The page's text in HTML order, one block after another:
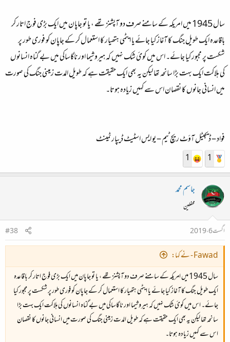
سال 1945 ميں امريکہ کے سامنے صرف دو آپشنز تھے ، يا تو جاپان ميں ايک بڑی فوج اتار کر
باقاعدہ ايک طويل جنگ کا آغاز کيا جائے يا ايٹمی ہتھيار کا استعمال کر کے جاپان کو فوری طور پر
شکست پر مجبور کيا جائے۔ اس ميں کوئ شک نہيں کہ ہيروشيما اور ناگاساکی ميں بے گناہ انسانوں
کی ہلاکت ايک بہت بڑا سانحہ تھا ليکن يہ بھی ايک حقيقت ہے کہ طويل المدت زمينی جنگ کی صورت
ميں انسانی جانوں کا نقصان اس سے کہيں زيادہ ہوتا۔
فواد – ڈيجيٹل آؤٹ ريچ ٹيم – يو ايس اسٹيٹ ڈيپارٹمينٹ
1
1
جاسم محمد
محفلین
اگست 6، 2019
#38
Fawad - نے کہا:
سال 1945 ميں امريکہ کے سامنے صرف دو آپشنز تھے ، يا تو جاپان ميں ايک بڑی فوج اتار کر باقاعدہ
ايک طويل جنگ کا آغاز کيا جائے يا ايٹمی ہتھيار کا استعمال کر کے جاپان کو فوری طور پر شکست پر مجبور کيا
جائے۔ اس ميں کوئ شک نہيں کہ ہيروشيما اور ناگاساکی ميں بے گناہ انسانوں کی ہلاکت ايک بہت بڑا
سانحہ تھا ليکن يہ بھی ايک حقيقت ہے کہ طويل المدت زمينی جنگ کی صورت ميں انسانی جانوں کا نقصان
اس سے کہيں زيادہ ہوتا۔